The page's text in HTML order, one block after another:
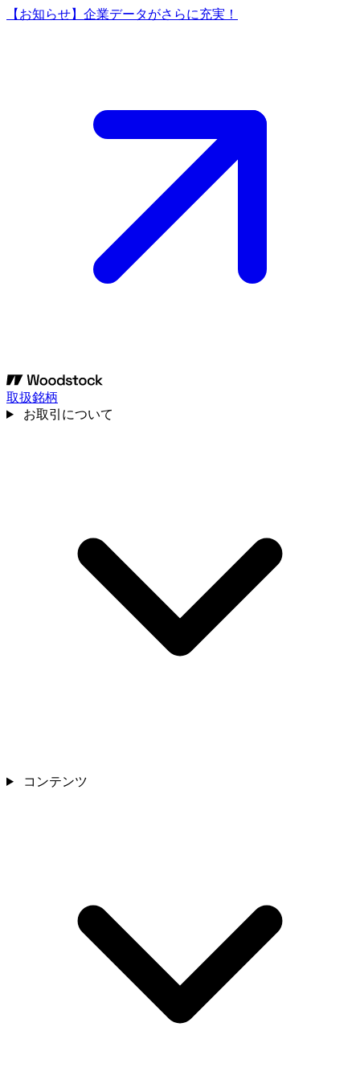
【お知らせ】企業データがさらに充実！
取扱銘柄
お取引について
コンテンツ